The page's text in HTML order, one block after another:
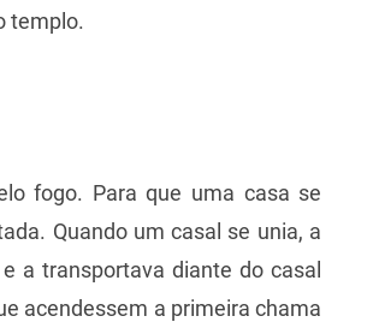
templo.
fogo. Para que uma casa se
Quando um casal se unia, a
a transportava diante do casal
acendessem a primeira chama